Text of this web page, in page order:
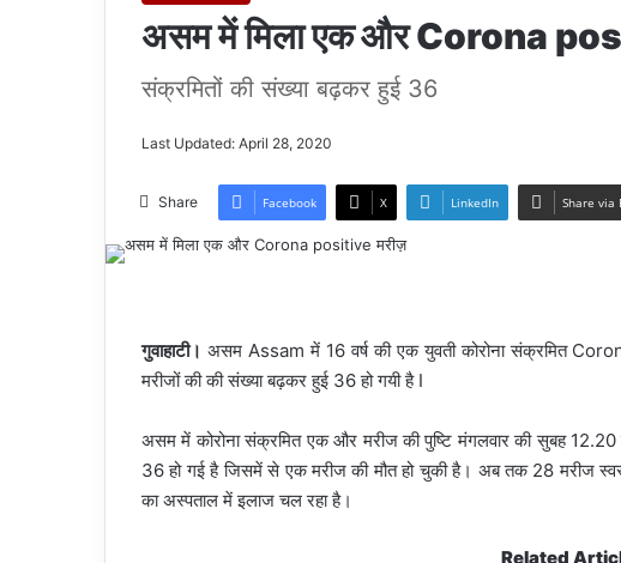
असम में मिला एक और Corona
संक्रमितों की संख्या बढ़कर हुई 36
Last Updated: April 28, 2020
Share Facebook X LinkedIn Share via
गुवाहाटी। असम Assam में 16 वर्ष की एक युवती कोरोना संक्रमित
मरीजों की की संख्या बढ़कर हुई 36 हो गयी है I
असम में कोरोना संक्रमित एक और मरीज की पुष्टि मंगलवार की सुबह
36 हो गई है जिसमें से एक मरीज की मौत हो चुकी है। अब तक 28 मरीज
का अस्पताल में इलाज चल रहा है।
Related